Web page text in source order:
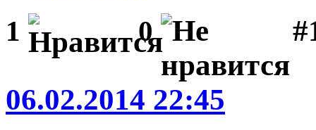
1 0
06.02.2014 22:45